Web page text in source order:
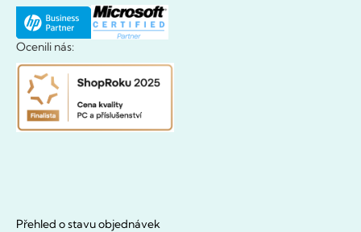
Ocenili nás:
Přehled o stavu objednávek